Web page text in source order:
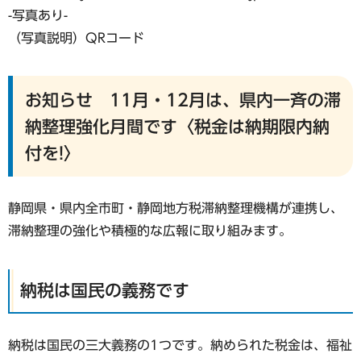
-写真あり-
（写真説明）QRコード
お知らせ 11月・12月は、県内一斉の滞
納整理強化月間です〈税金は納期限内納
付を!〉
静岡県・県内全市町・静岡地方税滞納整理機構が連携し、
滞納整理の強化や積極的な広報に取り組みます。
納税は国民の義務です
納税は国民の三大義務の1つです。納められた税金は、福祉